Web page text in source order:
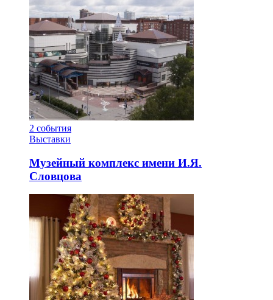
2 события
Выставки
Музейный комплекс имени И.Я.
Словцова